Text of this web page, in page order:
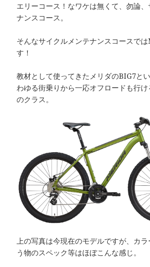
エリーコース！なワケは無くて、勿論
ナンスコース。
そんなサイクルメンテナンスコースで
す！
教材として使ってきたメリダのBIG7と
わゆる街乗りから一応オフロードも行
のクラス。
上の写真は今現在のモデルですが、カ
う物のスペック等はほぼこんな感じ。